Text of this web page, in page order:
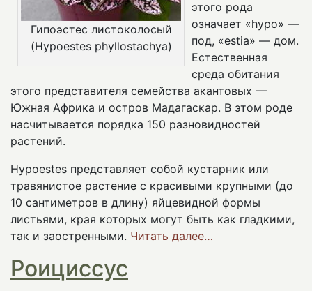
Гипоэстес листоколосый
(Hypoestes phyllostachya)
этого рода
означает «hypo» —
под, «estia» — дом.
Естественная
среда обитания
этого представителя семейства акантовых —
Южная Африка и остров Мадагаскар. В этом роде
насчитывается порядка 150 разновидностей
растений.
Hypoestes представляет собой кустарник или
травянистое растение с красивыми крупными (до
10 сантиметров в длину) яйцевидной формы
листьями, края которых могут быть как гладкими,
так и заостренными. Читать далее…
Роициссус